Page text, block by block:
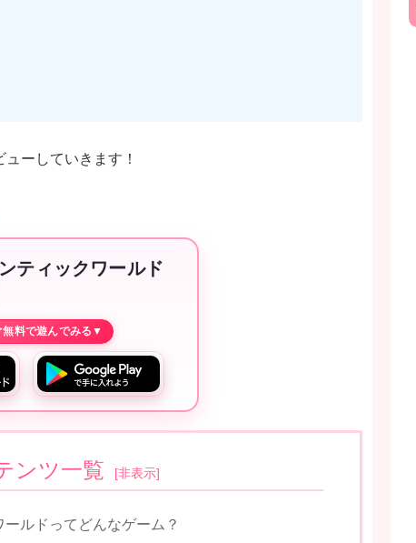
ーしていきます！
ティックワールド
ンツ一覧 [非表示]
ルドってどんなゲーム？